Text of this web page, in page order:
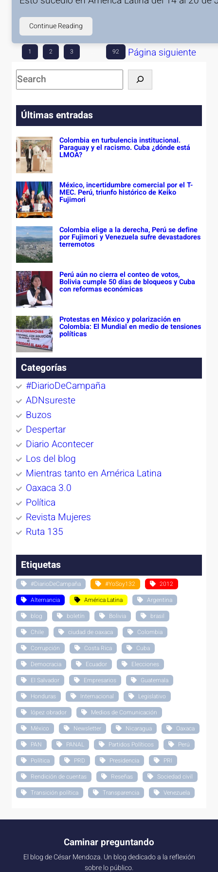
Continue Reading
1 2 3 92
Página siguiente
S
e
a
c
h
Últimas entradas
Colombia en turbulencia institucional.
Paraguay y el racismo. Cuba ¿dónde está
LMOA?
México, incertidumbre comercial por el T-
MEC. Perú, triunfo histórico de Keiko
Fujimori
Colombia elige a la derecha, Perú se define
por Fujimori y Venezuela sufre devastadores
terremotos
Perú aún no cierra el conteo de votos,
Bolivia cumple 50 días de bloqueos y Cuba
con reformas económicas
Protestas en México y polarización en
Colombia: El Mundial en medio de tensiones
políticas
Categorías
#DiarioDeCampaña
ADNsureste
Buzos
Despertar
Diario Acontecer
Los del blog
Mientras tanto en América Latina
Oaxaca 3.0
Política
Revista Mujeres
Ruta 135
Etiquetas
#DiarioDeCampaña #YoSoy132
2012
Alternancia
América Latina
Argentina
blog
boletín Bolivia
brasil
Chile
ciudad de oaxaca
Colombia
Corrupción
Costa Rica
Cuba
Democracia
Ecuador
Elecciones
El Salvador
Empresarios
Guatemala
Honduras
Internacional
Legislativo
lópez obrador
Medios de Comunicación
México
Newsletter Nicaragua
Oaxaca
PAN
PANAL Partidos Políticos
Perú
Política
PRD Presidencia
PRI
Rendición de cuentas
Reseñas
Sociedad civil
Transición política
Transparencia Venezuela
Caminar preguntando
El blog de César Mendoza. Un blog dedicado a la reflexión
sobre lo público.